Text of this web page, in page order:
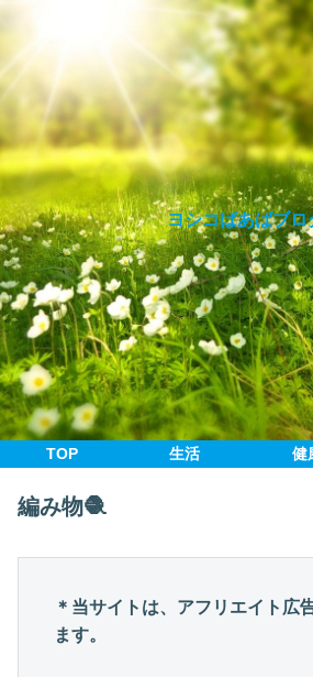
ヨシコばあばブロ
TOP 生活 健
編み物🧶
＊当サイトは、アフリエイト広
ます。